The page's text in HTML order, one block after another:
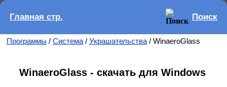
Главная стр. Поиск
Программы / Система / Украшательства / WinaeroGlass
WinaeroGlass - скачать для Windows